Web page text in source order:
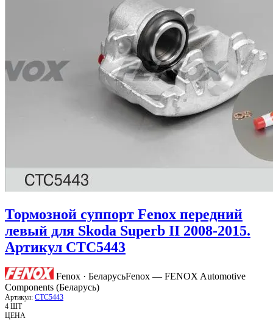
Тормозной суппорт Fenox передний
левый для Skoda Superb II 2008-2015.
Артикул CTC5443
Fenox · БеларусьFenox — FENOX Automotive
Components (Беларусь)
Артикул: CTC5443
4 ШТ
ЦЕНА